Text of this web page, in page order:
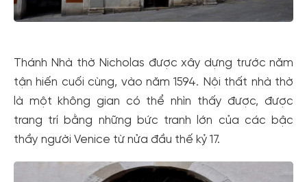
Thánh Nhà thờ Nicholas được xây dựng trước năm
tận hiến cuối cùng, vào năm 1594. Nội thất nhà thờ
là một không gian có thể nhìn thấy được, được
trang trí bằng những bức tranh lớn của các bậc
thầy người Venice từ nửa đầu thế kỷ 17.